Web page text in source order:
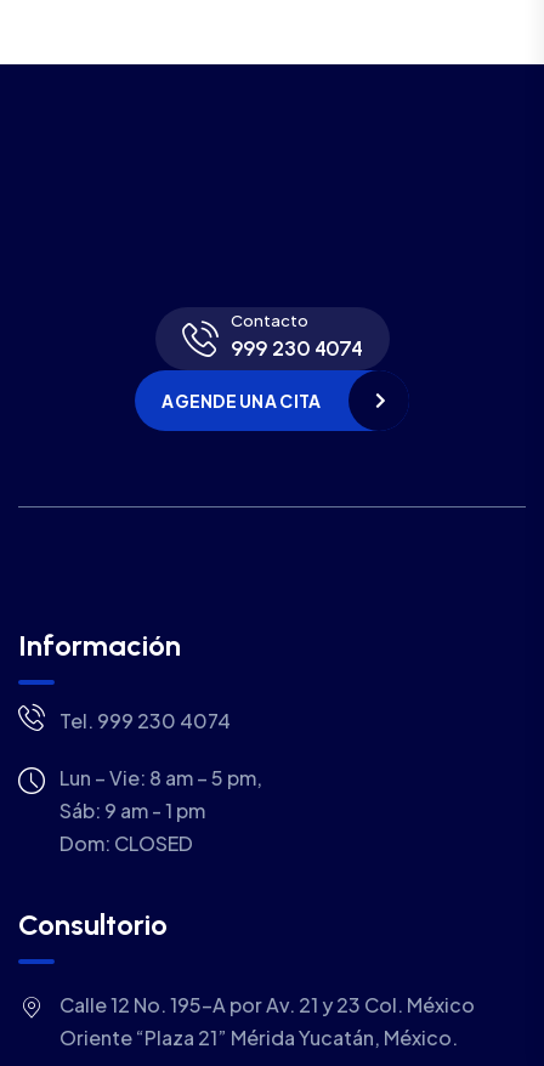
Contacto
999 230 4074
AGENDE UNA CITA
Información
Tel. 999 230 4074
Lun – Vie: 8 am – 5 pm,
Sáb: 9 am - 1 pm
Dom: CLOSED
Consultorio
Calle 12 No. 195-A por Av. 21 y 23 Col. México
Oriente “Plaza 21” Mérida Yucatán, México.